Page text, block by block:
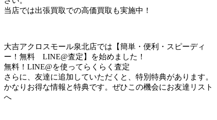
当店では出張買取での高価買取も実施中！
大吉アクロスモール泉北店では【簡単・便利・スピーディ
ー！無料 LINE@査定】を始めました！
無料！LINE@を使ってらくらく査定
さらに、友達に追加していただくと、特別特典があります。
かなりお得な情報と特典です。ぜひこの機会にお友達リスト
へ